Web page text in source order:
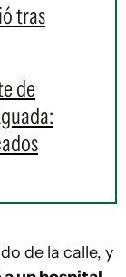
tras
de
de la calle, y